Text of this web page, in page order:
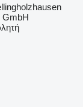
GmbH